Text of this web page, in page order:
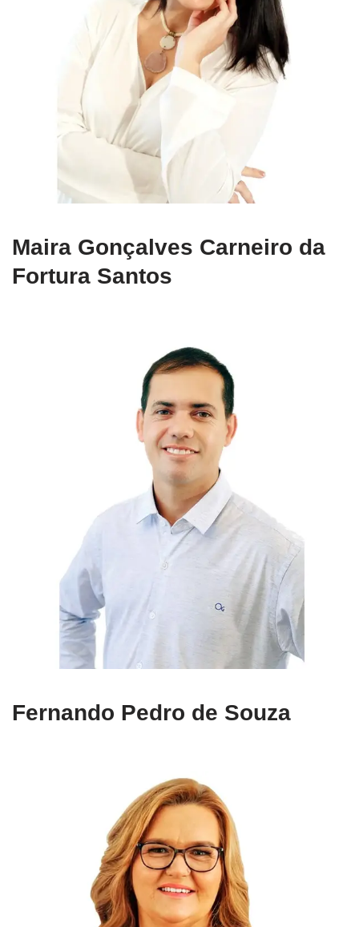
Maira Gonçalves Carneiro da
Fortura Santos
Fernando Pedro de Souza